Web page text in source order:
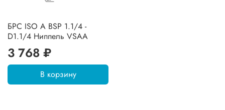
БРС ISO A BSP 1.1/4 -
D1.1/4 Ниппель VSAA
3 768 ₽
В корзину